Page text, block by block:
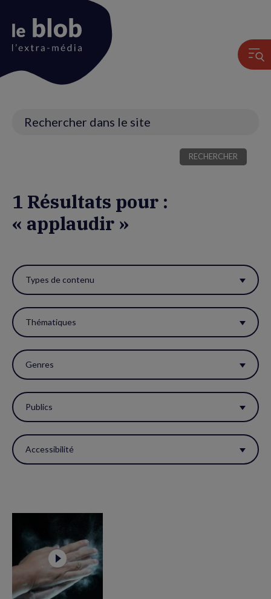
1 Résultats pour :
« applaudir »
ces
filtres
pour
réactualiser
la
page.
Types de contenu
Thématiques
Genres
Publics
Accessibilité